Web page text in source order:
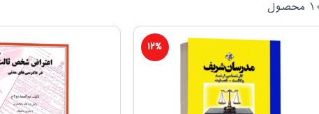
محصول
12%